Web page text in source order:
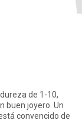
de 1-10,
joyero. Un
convencido de